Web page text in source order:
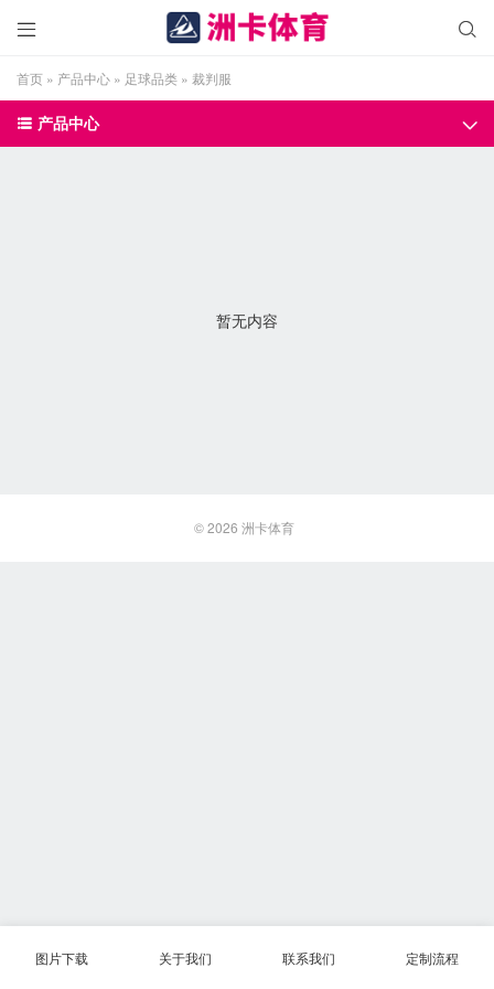


首页 » 产品中心 » 足球品类 » 裁判服
 产品中心 
暂无内容
© 2026 洲卡体育
图片下载 关于我们 联系我们 定制流程